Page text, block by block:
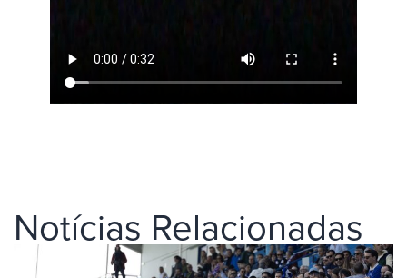
Notícias Relacionadas